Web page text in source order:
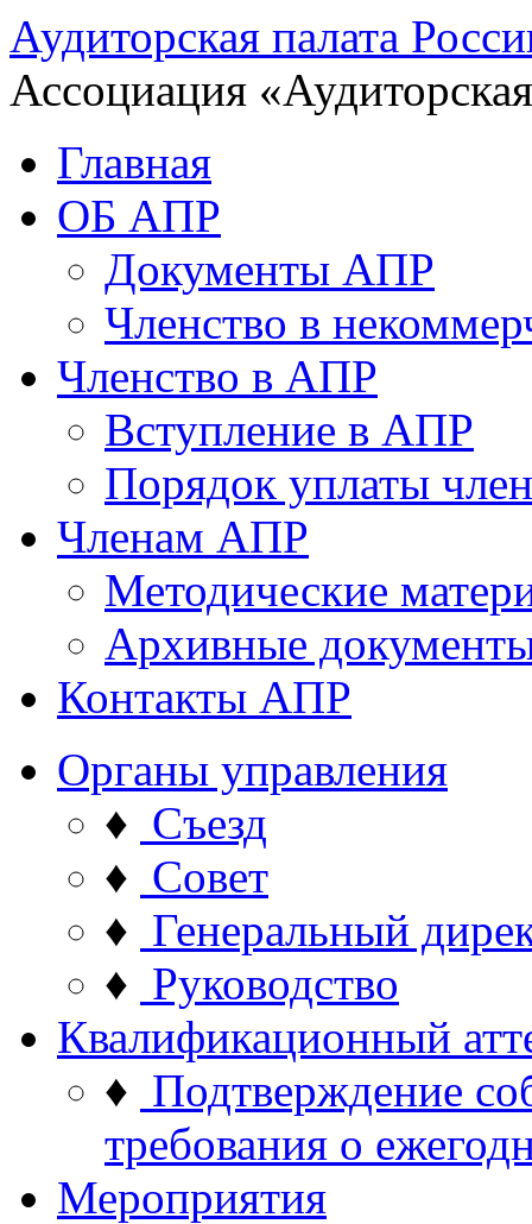
Аудиторская палата
Ассоциация
Главная
ОБ АПР
Документы АПР
Членство в
Членство в АПР
Вступление в АПР
Порядок уплаты
Членам АПР
Методические
Архивные
Контакты АПР
Органы управления
♦ Съезд
♦ Совет
♦ Генеральный
♦ Руководство
Квалификационный
♦ Подтверждение
требования о
Мероприятия